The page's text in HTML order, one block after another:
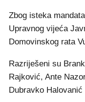
Zbog isteka
Upravnog vijeća
Domovinskog rata
Razriješeni su
Rajković, Ante
Dubravko